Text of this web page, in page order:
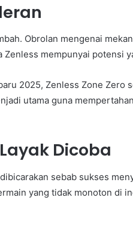
Obrolan mengenai
mempunyai potensi
2025, Zenless Zone Zero
utama guna
Dicoba
sebab sukses
yang tidak monoton di